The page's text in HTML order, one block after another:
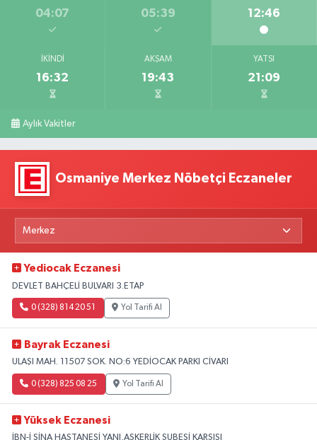
04:07 05:39 12:46
İKINDI
16:32
AKŞAM
19:43
YATSI
21:09
Aylık Vakitler
Osmaniye Merkez Nöbetçi Eczaneler
Yediocak Eczanesi
DEVLET BAHÇELİ BULVARI 3.ETAP
0 (328) 814 20 51 Yol Tarifi Al
Bayrak Eczanesi
ULAŞI MAH. 11507 SOK. NO:6 YEDİOCAK PARKI CİVARI
0 (328) 825 08 25 Yol Tarifi Al
Yüksek Eczanesi
İBN-İ SİNA HASTANESİ YANI,ASKERLİK ŞUBESİ KARŞISI